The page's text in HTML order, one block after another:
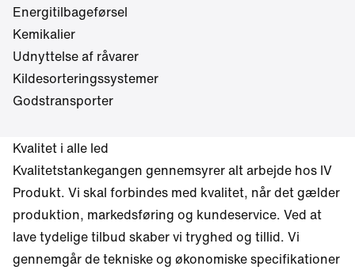
Energitilbageførsel
Kemikalier
Udnyttelse af råvarer
Kildesorteringssystemer
Godstransporter
Kvalitet i alle led
Kvalitetstankegangen gennemsyrer alt arbejde hos IV
Produkt. Vi skal forbindes med kvalitet, når det gælder
produktion, markedsføring og kundeservice. Ved at
lave tydelige tilbud skaber vi tryghed og tillid. Vi
gennemgår de tekniske og økonomiske specifikationer